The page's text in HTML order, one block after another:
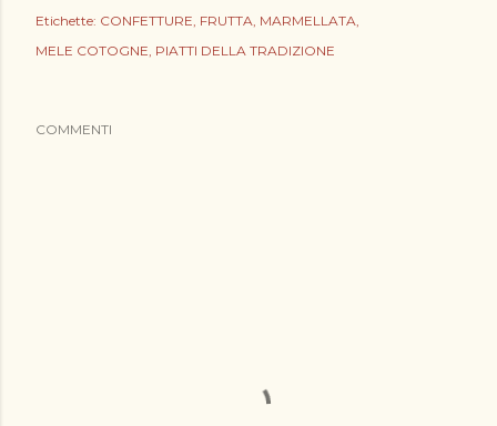
Etichette: CONFETTURE FRUTTA MARMELLATA
MELE COTOGNE PIATTI DELLA TRADIZIONE
COMMENTI